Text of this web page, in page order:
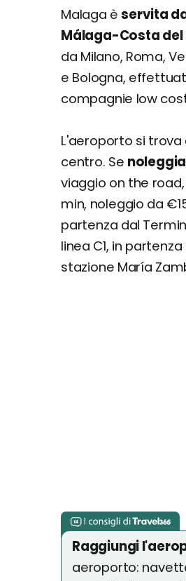
Malaga èservita
Málaga-Costa del
da Milano, Roma,
e Bologna,
compagnie low
L'aeroporto si trova
centro. Se
viaggio on the
min, noleggio da
partenza dal
linea C1, in
stazione María
Raggiungi
aeroporto: